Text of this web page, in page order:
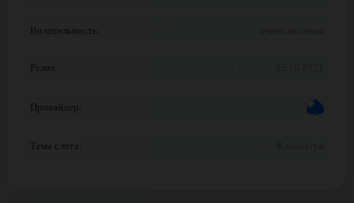
Волатильность:
Релиз:
Провайдер:
Тема слота: